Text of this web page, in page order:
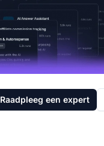
Raadpleeg een expert